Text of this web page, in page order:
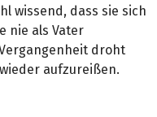
wissend, dass sie sich
nie als Vater
droht
aufzureißen.